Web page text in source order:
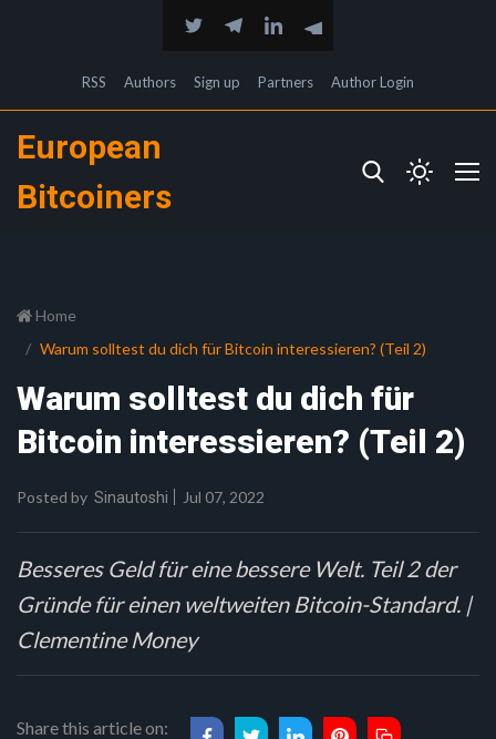
RSS Authors Sign up Partners Author Login
European
Bitcoiners
Home
Warum solltest du dich für Bitcoin interessieren? (Teil 2)
Warum solltest du dich für
Bitcoin interessieren? (Teil 2)
Posted by Sinautoshi Jul 07, 2022
Besseres Geld für eine bessere Welt. Teil 2 der
Gründe für einen weltweiten Bitcoin-Standard. |
Clementine Money
Share this article on: